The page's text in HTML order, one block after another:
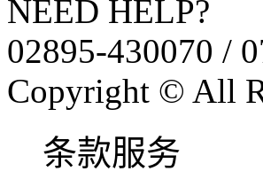
NEED HELP?
02895-430070 /
Copyright © All
条款服务